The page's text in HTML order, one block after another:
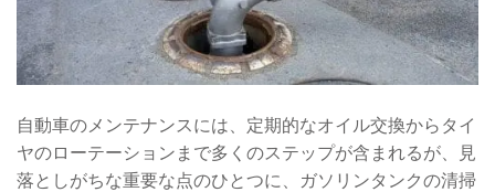
自動車のメンテナンスには、定期的なオイル交換からタイ
ヤのローテーションまで多くのステップが含まれるが、見
落としがちな重要な点のひとつに、ガソリンタンクの清掃